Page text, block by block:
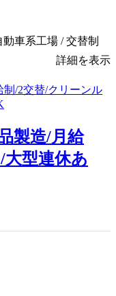
車系工場 / 交替制
詳細を表示
製造/月給
型連休あ